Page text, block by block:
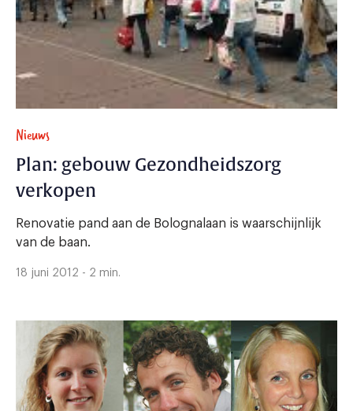
Nieuws
Plan: gebouw Gezondheidszorg
verkopen
Renovatie pand aan de Bolognalaan is waarschijnlijk
van de baan.
18 juni 2012 - 2 min.